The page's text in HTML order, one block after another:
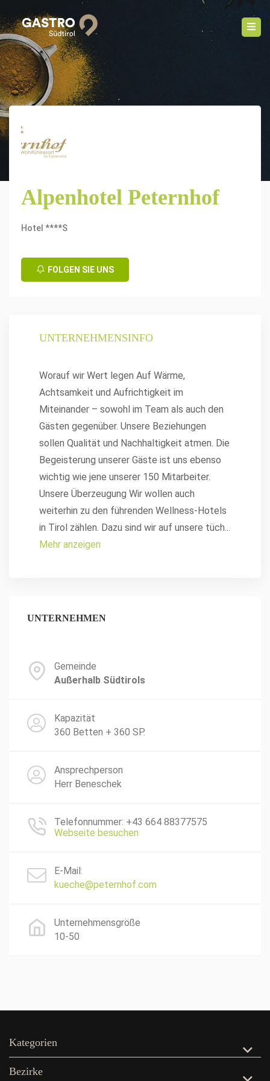
Alpenhotel Peternhof
Hotel ****S
FOLGEN SIE UNS
UNTERNEHMENSINFO
Worauf wir Wert legen Auf Wärme,
Achtsamkeit und Aufrichtigkeit im
Miteinander – sowohl im Team als auch den
Gästen gegenüber. Unsere Beziehungen
sollen Qualität und Nachhaltigkeit atmen. Die
Begeisterung unserer Gäste ist uns ebenso
wichtig wie jene unserer 150 Mitarbeiter.
Unsere Überzeugung Wir wollen auch
weiterhin zu den führenden Wellness-Hotels
in Tirol zählen. Dazu sind wir auf unsere tüch...
Mehr anzeigen
UNTERNEHMEN
Gemeinde
Außerhalb Südtirols
Kapazität
360 Betten + 360 SP.
Ansprechperson
Herr Beneschek
Telefonnummer: +43 664 88377575
Webseite besuchen
E-Mail:
kueche@peternhof.com
Unternehmensgröße
10-50
Kategorien
Bezirke